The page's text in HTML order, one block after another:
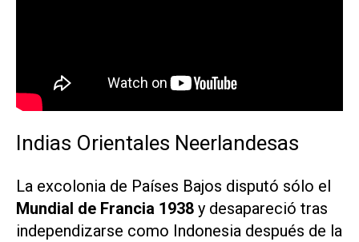
Indias Orientales Neerlandesas
La excolonia de Países Bajos disputó sólo el
Mundial de Francia 1938 y desapareció tras
independizarse como Indonesia después de la